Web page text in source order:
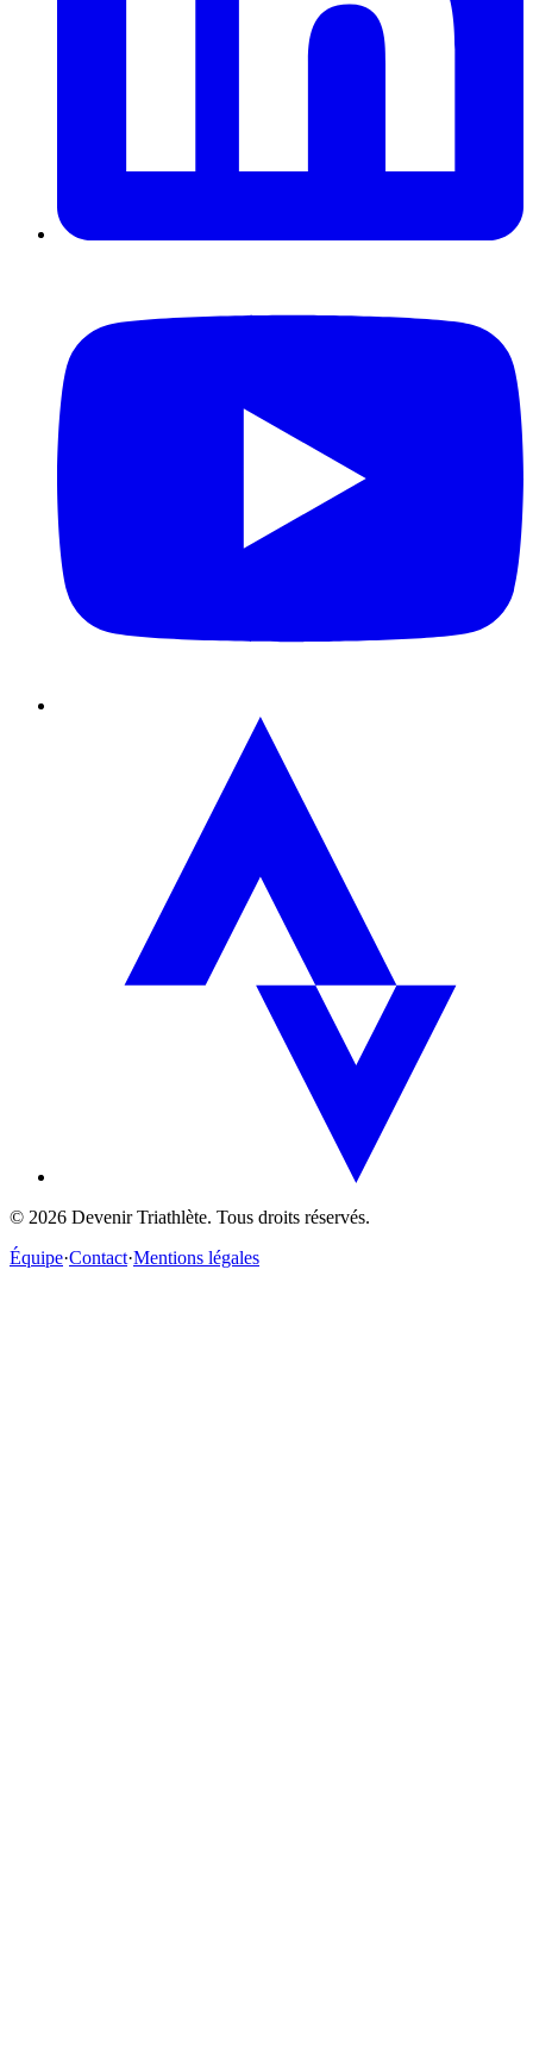
© 2026 Devenir Triathlète. Tous droits réservés.
Équipe·Contact·Mentions légales